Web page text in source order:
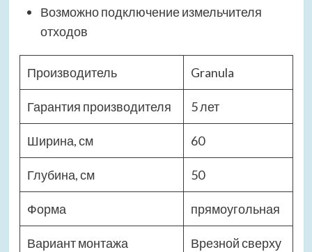
Возможно подключение измельчителя
отходов
Производитель Granula
Гарантия производителя 5 лет
Ширина, см 60
Глубина, см 50
Форма прямоугольная
Вариант монтажа Врезной сверху